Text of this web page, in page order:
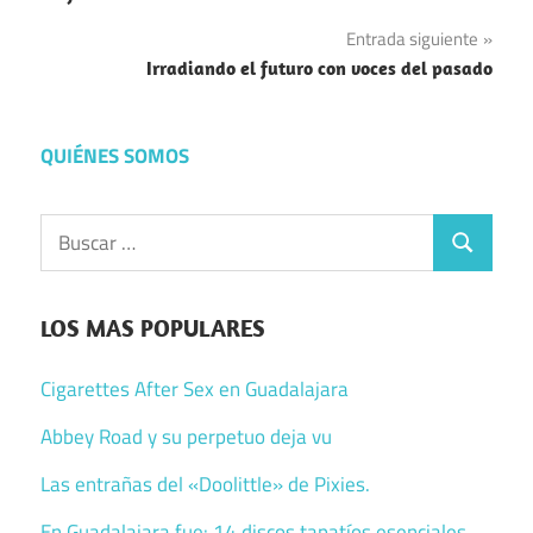
de
entradas
Entrada siguiente
Irradiando el futuro con voces del pasado
QUIÉNES SOMOS
Buscar:
Buscar
LOS MAS POPULARES
Cigarettes After Sex en Guadalajara
Abbey Road y su perpetuo deja vu
Las entrañas del «Doolittle» de Pixies.